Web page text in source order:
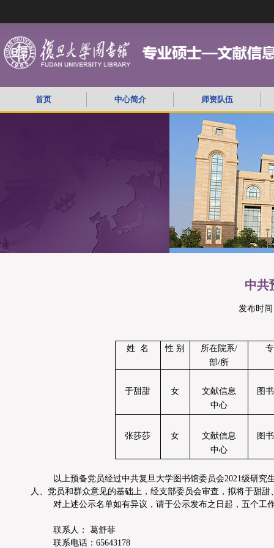
首页 中心简介 师资队伍
中共
发布时间
姓 名 性 别
所在院系/
部/所
于甜甜 女
文献信息
中心
图
张莎莎 女
文献信息
中心
图
以上预备党员经过中共复旦大学图书馆委员会2021级研究
人、党员和群众意见的基础上，经支部委员会审查，拟将于甜甜
对上述公示名单如有异议，请于公示发布之日起，五个工
联系人： 葛舒菲
联系电话： 65643178